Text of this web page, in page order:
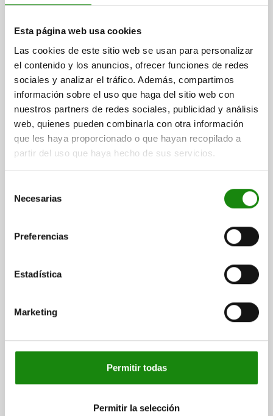
Esta página web usa cookies
Las cookies de este sitio web se usan para personalizar
el contenido y los anuncios, ofrecer funciones de redes
sociales y analizar el tráfico. Además, compartimos
información sobre el uso que haga del sitio web con
nuestros partners de redes sociales, publicidad y análisis
web, quienes pueden combinarla con otra información
que les haya proporcionado o que hayan recopilado a
partir del uso que haya hecho de sus servicios.
Necesarias
Preferencias
Estadística
Marketing
Permitir todas
Permitir la selección
PERNO DE BLOQUEO TA.4 D1=M20X1,5, D=10,
FORMA:A SIN RANURA DE BLOQUEO SIN, ACERO
INOXIDABLE 1.4034 ENDURECIDO, COMP:ACERO
INOXIDABLE 1.4305 ACABADO NATURAL
ROSCA=M20X1,5 LONGITUD=79 DIÁMETRO DEL PERNO=10
FORMA=A
TAMAÑO=4
MODELO DE FORMA=SIN RANURA DE BLOQUEO, SIN
CONTRATUERCA
LLAVE DEL ACERO=1.4034
FUERZA DEL MUELLE INICIAL F1 APROX. N=15
más gastos de envío
DETALLES
03089
PERNO DE BLOQUEO TA.4 D1=M20X1,5, D=12,